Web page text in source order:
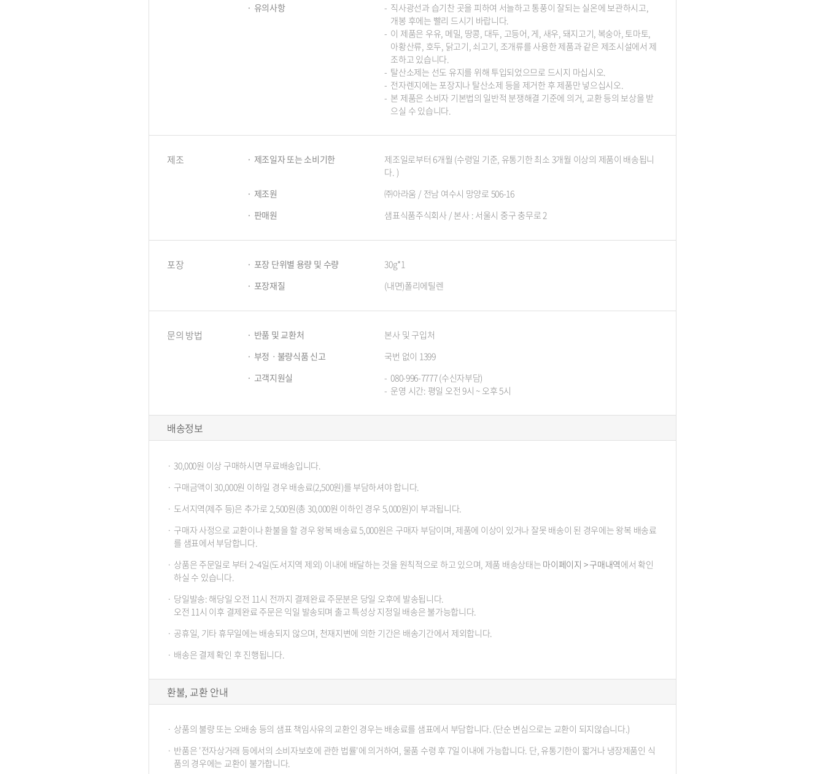
유의사항
직사광선과 습기찬 곳을 피하여 서늘하고 통풍이 잘되는 실온에 보관하시고,
개봉 후에는 빨리 드시기 바랍니다.
이 제품은 우유, 메밀, 땅콩, 대두, 고등어, 게, 새우, 돼지고기, 복숭아, 토마토,
아황산류, 호두, 닭고기, 쇠고기, 조개류를 사용한 제품과 같은 제조시설에서 제
조하고 있습니다.
탈산소제는 선도 유지를 위해 투입되었으므로 드시지 마십시오.
전자렌지에는 포장지나 탈산소제 등을 제거한 후 제품만 넣으십시오.
본 제품은 소비자 기본법의 일반적 분쟁해결 기준에 의거, 교환 등의 보상을 받
으실 수 있습니다.
제조 제조일자 또는 소비기한
제조일로부터 6개월 (수령일 기준, 유통기한 최소 3개월 이상의 제품이 배송됩니
다. )
제조원
㈜아라움 / 전남 여수시 망양로 506-16
판매원
샘표식품주식회사 / 본사 : 서울시 중구 충무로 2
포장 포장 단위별 용량 및 수량
30g*1
포장재질
(내면)폴리에틸렌
문의 방법 반품 및 교환처
본사 및 구입처
부정ㆍ불량식품 신고
국번 없이 1399
고객지원실
080-996-7777 (수신자부담)
운영 시간: 평일 오전 9시 ~ 오후 5시
배송정보
30,000원 이상 구매하시면 무료배송입니다.
구매금액이 30,000원 이하일 경우 배송료(2,500원)를 부담하셔야 합니다.
도서지역(제주 등)은 추가로 2,500원(총 30,000원 이하인 경우 5,000원)이 부과됩니다.
구매자 사정으로 교환이나 환불을 할 경우 왕복 배송료 5,000원은 구매자 부담이며, 제품에 이상이 있거나 잘못 배송이 된 경우에는 왕복 배송료
를 샘표에서 부담합니다.
상품은 주문일로 부터 2~4일(도서지역 제외) 이내에 배달하는 것을 원칙적으로 하고 있으며, 제품 배송상태는 마이페이지 > 구매내역에서 확인
하실 수 있습니다.
당일발송: 해당일 오전 11시 전까지 결제완료 주문분은 당일 오후에 발송됩니다.
오전 11시 이후 결제완료 주문은 익일 발송되며 출고 특성상 지정일 배송은 불가능합니다.
공휴일, 기타 휴무일에는 배송되지 않으며, 천재지변에 의한 기간은 배송기간에서 제외합니다.
배송은 결제 확인 후 진행됩니다.
환불, 교환 안내
상품의 불량 또는 오배송 등의 샘표 책임사유의 교환인 경우는 배송료를 샘표에서 부담합니다. (단순 변심으로는 교환이 되지않습니다.)
반품은 '전자상거래 등에서의 소비자보호에 관한 법률'에 의거하여, 물품 수령 후 7일 이내에 가능합니다. 단, 유통기한이 짧거나 냉장제품인 식
품의 경우에는 교환이 불가합니다.